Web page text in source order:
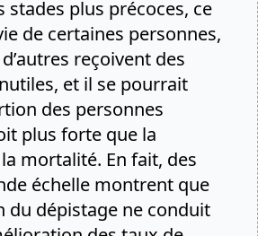
stades plus précoces, ce
de certaines personnes,
reçoivent des
et il se pourrait
des personnes
plus forte que la
mortalité. En fait, des
échelle montrent que
du dépistage ne conduit